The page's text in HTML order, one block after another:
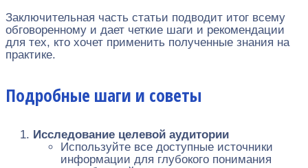
Заключительная часть статьи подводит итог всему
обговоренному и дает четкие шаги и рекомендации
для тех, кто хочет применить полученные знания на
практике.
Подробные шаги и советы
Исследование целевой аудитории
Используйте все доступные источники
информации для глубокого понимания